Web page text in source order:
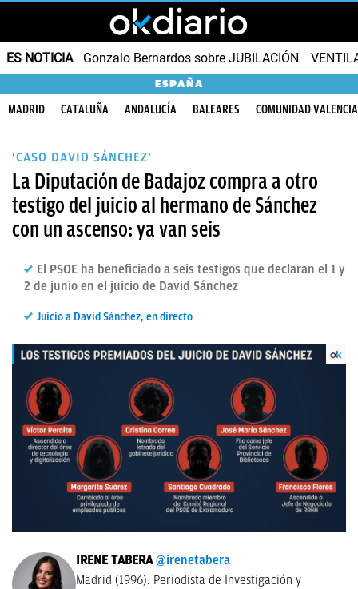
ES NOTICIA Gonzalo Bernardos sobre JUBILACIÓN
ESPAÑA
MADRID CATALUÑA ANDALUCÍA BALEARES COMUNIDAD
'CASO DAVID SÁNCHEZ'
La Diputación de Badajoz compra a otro
testigo del juicio al hermano de Sánchez
con un ascenso: ya van seis
El PSOE ha beneficiado a seis testigos que declaran el 1 y
2 de junio en el juicio de David Sánchez
Juicio a David Sánchez, en directo
IRENE TABERA @irenetabera
Madrid (1996). Periodista de Investigación y